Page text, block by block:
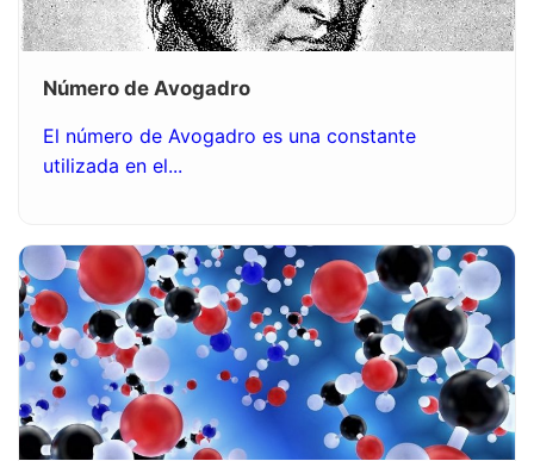
Número de Avogadro
El número de Avogadro es una constante
utilizada en el...